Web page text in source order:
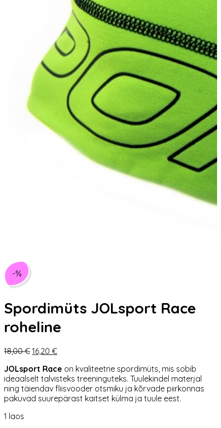
-%
Spordimüts JOLsport Race
roheline
18,00€ Algne
oli:
18,00 €.
16,20 €Praegune
on:
16,20 €.
JOLsport Race on kvaliteetne spordimüts, mis sobib
ideaalselt talvisteks treeninguteks. Tuulekindel materjal
ning täiendav fliisvooder otsmiku ja kõrvade piirkonnas
pakuvad suurepärast kaitset külma ja tuule eest.
1 laos